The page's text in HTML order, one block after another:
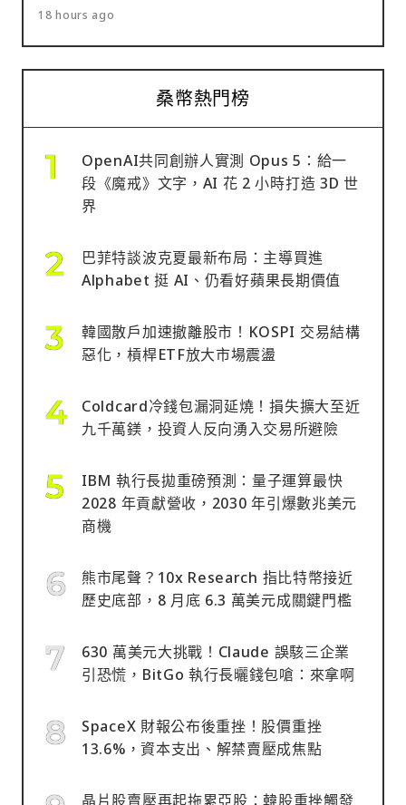
18 hours ago
桑幣熱門榜
OpenAI共同創辦人實測 Opus 5：給一
段《魔戒》文字，AI 花 2 小時打造 3D 世
界
巴菲特談波克夏最新布局：主導買進
Alphabet 挺 AI、仍看好蘋果長期價值
韓國散戶加速撤離股市！KOSPI 交易結構
惡化，槓桿ETF放大市場震盪
Coldcard冷錢包漏洞延燒！損失擴大至近
九千萬鎂，投資人反向湧入交易所避險
IBM 執行長拋重磅預測：量子運算最快
2028 年貢獻營收，2030 年引爆數兆美元
商機
熊市尾聲？10x Research 指比特幣接近
歷史底部，8 月底 6.3 萬美元成關鍵門檻
630 萬美元大挑戰！Claude 誤駭三企業
引恐慌，BitGo 執行長曬錢包嗆：來拿啊
SpaceX 財報公布後重挫！股價重挫
13.6%，資本支出、解禁賣壓成焦點
晶片股賣壓再起拖累亞股：韓股重挫觸發